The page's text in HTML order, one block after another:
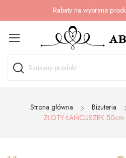
Rabaty na wybrane
Strona główna Biżuteria
ZŁOTY ŁAŃCUSZEK 50cm